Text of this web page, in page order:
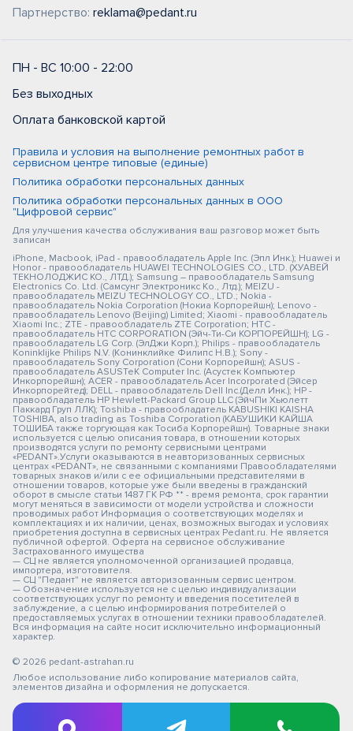
Партнерство: reklama@pedant.ru
ПН - ВС 10:00 - 22:00
Без выходных
Оплата банковской картой
Правила и условия на выполнение ремонтных работ в
сервисном центре типовые (единые)
Политика обработки персональных данных
Политика обработки персональных данных в ООО
"Цифровой сервис"
Для улучшения качества обслуживания ваш разговор может быть
записан
iPhone, Macbook, iPad - правообладатель Apple Inc. (Эпл Инк.); Huawei и
Honor - правообладатель HUAWEI TECHNOLOGIES CO., LTD. (ХУАВЕЙ
ТЕКНОЛОДЖИС КО., ЛТД.); Samsung – правообладатель Samsung
Electronics Co. Ltd. (Самсунг Электроникс Ко., Лтд.); MEIZU -
правообладатель MEIZU TECHNOLOGY CO., LTD.; Nokia -
правообладатель Nokia Corporation (Нокиа Корпорейшн); Lenovo -
правообладатель Lenovo (Beijing) Limited; Xiaomi - правообладатель
Xiaomi Inc.; ZTE - правообладатель ZTE Corporation; HTC -
правообладатель HTC CORPORATION (Эйч-Ти-Си КОРПОРЕЙШН); LG -
правообладатель LG Corp. (ЭлДжи Корп.); Philips - правообладатель
Koninklijke Philips N.V. (Конинклийке Филипс Н.В.); Sony -
правообладатель Sony Corporation (Сони Корпорейшн); ASUS -
правообладатель ASUSTeK Computer Inc. (Асустек Компьютер
Инкорпорейшн); ACER - правообладатель Acer Incorporated (Эйсер
Инкорпорейтед); DELL - правообладатель Dell Inc.(Делл Инк.); HP -
правообладатель HP Hewlett-Packard Group LLC (ЭйчПи Хьюлетт
Паккард Груп ЛЛК); Toshiba - правообладатель KABUSHIKI KAISHA
TOSHIBA, also trading as Toshiba Corporation (КАБУШИКИ КАЙША
ТОШИБА также торгующая как Тосиба Корпорейшн). Товарные знаки
используется с целью описания товара, в отношении которых
производятся услуги по ремонту сервисными центрами
«PEDANT».Услуги оказываются в неавторизованных сервисных
центрах «PEDANT», не связанными с компаниями Правообладателями
товарных знаков и/или с ее официальными представителями в
отношении товаров, которые уже были введены в гражданский
оборот в смысле статьи 1487 ГК РФ ** - время ремонта, срок гарантии
могут меняться в зависимости от модели устройства и сложности
проводимых работ Информация о соответствующих моделях и
комплектациях и их наличии, ценах, возможных выгодах и условиях
приобретения доступна в сервисных центрах Pedant.ru. Не является
публичной офертой. Оферта на сервисное обслуживание
Застрахованного имущества
— СЦ не является уполномоченной организацией продавца,
импортера, изготовителя.
— СЦ "Педант" не является авторизованным сервис центром.
— Обозначение используется не с целью индивидуализации
соответствующих услуг по ремонту и введения посетителей в
заблуждение, а с целью информирования потребителей о
предоставляемых услугах в отношении техники правообладателей.
Вся информация на сайте носит исключительно информационный
характер.
© 2026 pedant-astrahan.ru
Любое использование либо копирование материалов сайта,
элементов дизайна и оформления не допускается.